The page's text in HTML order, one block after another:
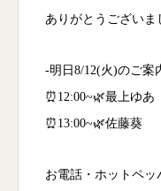
ありがとうございま
-明日8/12(火)のご案
⏰12:00~🌿最上ゆあ
⏰13:00~🌿佐藤葵
お電話・ホットペッ